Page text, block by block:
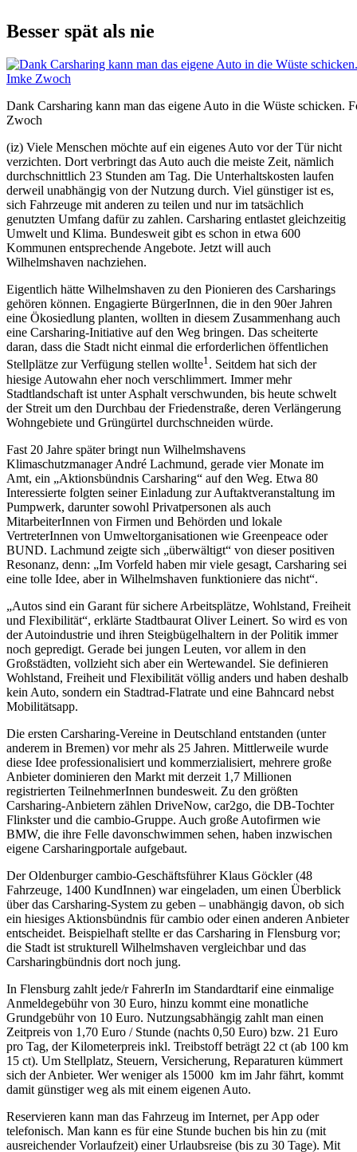
Besser spät als nie
Dank Carsharing kann man das eigene Auto in die Wüste schicken.
Zwoch
(iz) Viele Menschen möchte auf ein eigenes Auto vor der Tür nicht
verzichten. Dort verbringt das Auto auch die meiste Zeit, nämlich
durchschnittlich 23 Stunden am Tag. Die Unterhaltskosten laufen
derweil unabhängig von der Nutzung durch. Viel günstiger ist es,
sich Fahrzeuge mit anderen zu teilen und nur im tatsächlich
genutzten Umfang dafür zu zahlen. Carsharing entlastet gleichzeitig
Umwelt und Klima. Bundesweit gibt es schon in etwa 600
Kommunen entsprechende Angebote. Jetzt will auch
Wilhelmshaven nachziehen.
Eigentlich hätte Wilhelmshaven zu den Pionieren des Carsharings
gehören können. Engagierte BürgerInnen, die in den 90er Jahren
eine Ökosiedlung planten, wollten in diesem Zusammenhang auch
eine Carsharing-Initiative auf den Weg bringen. Das scheiterte
daran, dass die Stadt nicht einmal die erforderlichen öffentlichen
Stellplätze zur Verfügung stellen wollte1. Seitdem hat sich der
hiesige Autowahn eher noch verschlimmert. Immer mehr
Stadtlandschaft ist unter Asphalt verschwunden, bis heute schwelt
der Streit um den Durchbau der Friedenstraße, deren Verlängerung
Wohngebiete und Grüngürtel durchschneiden würde.
Fast 20 Jahre später bringt nun Wilhelmshavens
Klimaschutzmanager André Lachmund, gerade vier Monate im
Amt, ein „Aktionsbündnis Carsharing“ auf den Weg. Etwa 80
Interessierte folgten seiner Einladung zur Auftaktveranstaltung im
Pumpwerk, darunter sowohl Privatpersonen als auch
MitarbeiterInnen von Firmen und Behörden und lokale
VertreterInnen von Umweltorganisationen wie Greenpeace oder
BUND. Lachmund zeigte sich „überwältigt“ von dieser positiven
Resonanz, denn: „Im Vorfeld haben mir viele gesagt, Carsharing sei
eine tolle Idee, aber in Wilhelmshaven funktioniere das nicht“.
„Autos sind ein Garant für sichere Arbeitsplätze, Wohlstand, Freiheit
und Flexibilität“, erklärte Stadtbaurat Oliver Leinert. So wird es von
der Autoindustrie und ihren Steigbügelhaltern in der Politik immer
noch gepredigt. Gerade bei jungen Leuten, vor allem in den
Großstädten, vollzieht sich aber ein Wertewandel. Sie definieren
Wohlstand, Freiheit und Flexibilität völlig anders und haben deshalb
kein Auto, sondern ein Stadtrad-Flatrate und eine Bahncard nebst
Mobilitätsapp.
Die ersten Carsharing-Vereine in Deutschland entstanden (unter
anderem in Bremen) vor mehr als 25 Jahren. Mittlerweile wurde
diese Idee professionalisiert und kommerzialisiert, mehrere große
Anbieter dominieren den Markt mit derzeit 1,7 Millionen
registrierten TeilnehmerInnen bundesweit. Zu den größten
Carsharing-Anbietern zählen DriveNow, car2go, die DB-Tochter
Flinkster und die cambio-Gruppe. Auch große Autofirmen wie
BMW, die ihre Felle davonschwimmen sehen, haben inzwischen
eigene Carsharingportale aufgebaut.
Der Oldenburger cambio-Geschäftsführer Klaus Göckler (48
Fahrzeuge, 1400 KundInnen) war eingeladen, um einen Überblick
über das Carsharing-System zu geben – unabhängig davon, ob sich
ein hiesiges Aktionsbündnis für cambio oder einen anderen Anbieter
entscheidet. Beispielhaft stellte er das Carsharing in Flensburg vor;
die Stadt ist strukturell Wilhelmshaven vergleichbar und das
Carsharingbündnis dort noch jung.
In Flensburg zahlt jede/r FahrerIn im Standardtarif eine einmalige
Anmeldegebühr von 30 Euro, hinzu kommt eine monatliche
Grundgebühr von 10 Euro. Nutzungsabhängig zahlt man einen
Zeitpreis von 1,70 Euro / Stunde (nachts 0,50 Euro) bzw. 21 Euro
pro Tag, der Kilometerpreis inkl. Treibstoff beträgt 22 ct (ab 100 km
15 ct). Um Stellplatz, Steuern, Versicherung, Reparaturen kümmert
sich der Anbieter. Wer weniger als 15000 km im Jahr fährt, kommt
damit günstiger weg als mit einem eigenen Auto.
Reservieren kann man das Fahrzeug im Internet, per App oder
telefonisch. Man kann es für eine Stunde buchen bis hin zu (mit
ausreichender Vorlaufzeit) einer Urlaubsreise (bis zu 30 Tage). Mit